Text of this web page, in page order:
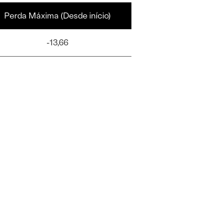
Perda Máxima (Desde início)
-13,66